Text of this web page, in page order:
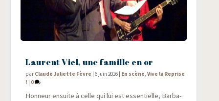
Laurent Viel, une famille en or
par Claude Juliette Fèvre |6 juin 2016 En scène,Vive la Reprise
!
0
Hon­neur ensuite à celle qui lui est essen­tielle, Bar­ba­